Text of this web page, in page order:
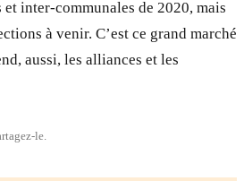
inter-communales de 2020, mais
à venir. C’est ce grand marché
aussi, les alliances et les
le.